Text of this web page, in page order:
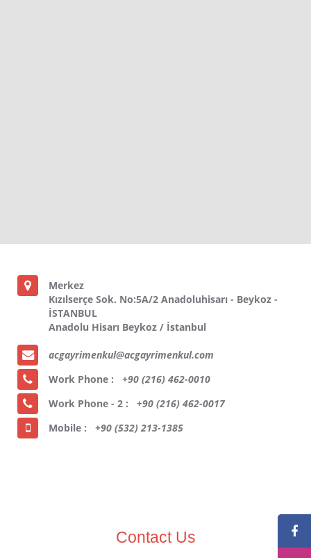
Merkez
Kızılserçe Sok. No:5A/2 Anadoluhisarı - Beykoz -
İSTANBUL
Anadolu Hisarı Beykoz / İstanbul
acgayrimenkul@acgayrimenkul.com
Work Phone : +90 (216) 462-0010
Work Phone - 2 : +90 (216) 462-0017
Mobile : +90 (532) 213-1385
Contact Us